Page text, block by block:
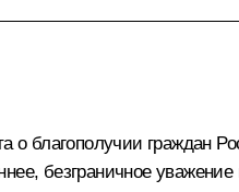
о благополучии
безграничное